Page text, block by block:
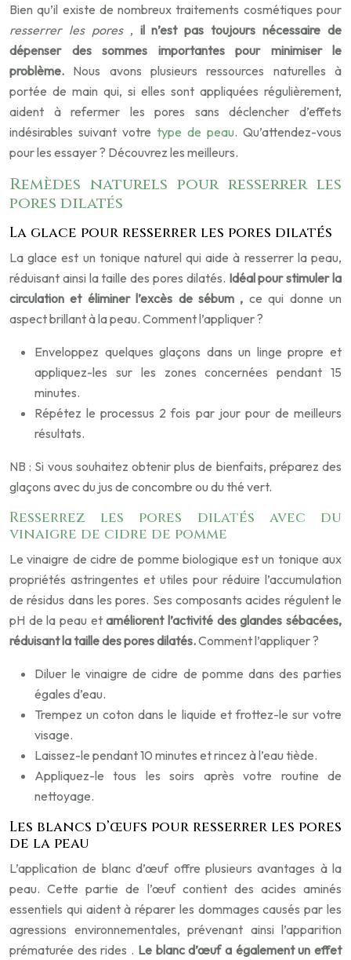
Bien qu’il existe de nombreux traitements cosmétiques pour
resserrer les pores, il n’est pas toujours nécessaire de
dépenser des sommes importantes pour minimiser le
problème. Nous avons plusieurs ressources naturelles à
portée de main qui, si elles sont appliquées régulièrement,
aident à refermer les pores sans déclencher d’effets
indésirables suivant votre type de peau. Qu’attendez-vous
pour les essayer ? Découvrez les meilleurs.
Remèdes naturels pour resserrer les
pores dilatés
La glace pour resserrer les pores dilatés
La glace est un tonique naturel qui aide à resserrer la peau,
réduisant ainsi la taille des pores dilatés. Idéal pour stimuler la
circulation et éliminer l’excès de sébum , ce qui donne un
aspect brillant à la peau. Comment l’appliquer ?
Enveloppez quelques glaçons dans un linge propre et
appliquez-les sur les zones concernées pendant 15
minutes.
Répétez le processus 2 fois par jour pour de meilleurs
résultats.
NB : Si vous souhaitez obtenir plus de bienfaits, préparez des
glaçons avec du jus de concombre ou du thé vert.
Resserrez les pores dilatés avec du
vinaigre de cidre de pomme
Le vinaigre de cidre de pomme biologique est un tonique aux
propriétés astringentes et utiles pour réduire l’accumulation
de résidus dans les pores. Ses composants acides régulent le
pH de la peau etaméliorent l’activité des glandes sébacées,
réduisant la taille des pores dilatés.Comment l’appliquer ?
Diluer le vinaigre de cidre de pomme dans des parties
égales d’eau.
Trempez un coton dans le liquide et frottez-le sur votre
visage.
Laissez-le pendant 10 minutes et rincez à l’eau tiède.
Appliquez-le tous les soirs après votre routine de
nettoyage.
Les blancs d’œufs pour resserrer les pores
de la peau
L’application de blanc d’œuf offre plusieurs avantages à la
peau. Cette partie de l’œuf contient des acides aminés
essentiels qui aident à réparer les dommages causés par les
agressions environnementales, prévenant ainsi l’apparition
prématurée des rides . Le blanc d’œuf a également un effet